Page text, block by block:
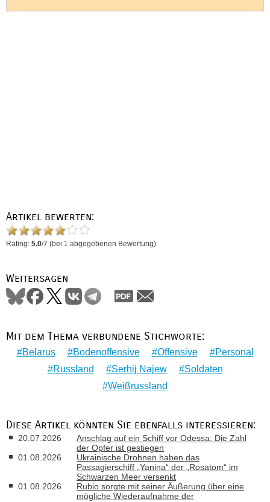
Artikel bewerten:
Rating: 5.0/7 (bei 1 abgegebenen Bewertung)
Weitersagen
Mit dem Thema verbundene Stichworte:
Belarus Bodenoffensive Offensive
Personal
Russland
Serhij Najew
Soldaten
Weißrussland
Diese Artikel könnten Sie ebenfalls interessieren:
20.07.2026
Anschlag auf ein Schiff vor Odessa: Die Zahl
der Opfer ist gestiegen
01.08.2026
Ukrainische Drohnen haben das
Passagierschiff „Yanina“ der „Rosatom“ im
Schwarzen Meer versenkt
01.08.2026
Rubio sorgte mit seiner Äußerung über eine
mögliche Wiederaufnahme der